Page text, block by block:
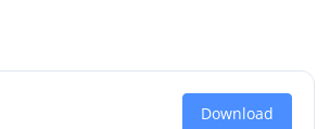
Download